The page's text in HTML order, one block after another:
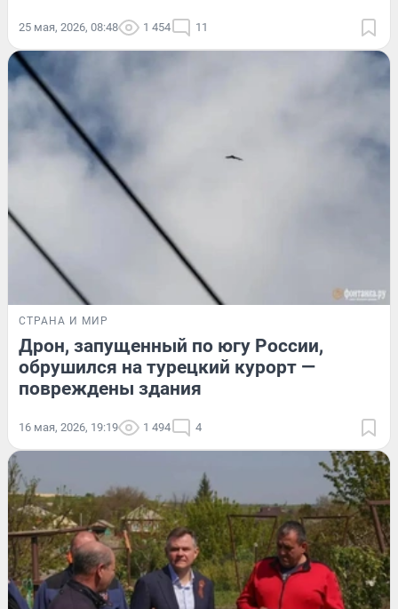
25 мая, 2026, 08:48 1 454 11
СТРАНА И МИР
Дрон, запущенный по югу России,
обрушился на турецкий курорт —
повреждены здания
16 мая, 2026, 19:19 1 494 4